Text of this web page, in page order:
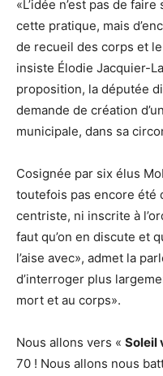
«L’idée n’est pas de
cette pratique, mais
de recueil des corps et
insiste Élodie Jacquier-
proposition, la députée
demande de création
municipale, dans sa
Cosignée par six élus
toutefois pas encore été
centriste, ni inscrite à
faut qu’on en discute et
l’aise avec», admet la
d’interroger plus
mort et au corps».
Nous allons vers « Soleil
70 ! Nous allons nous